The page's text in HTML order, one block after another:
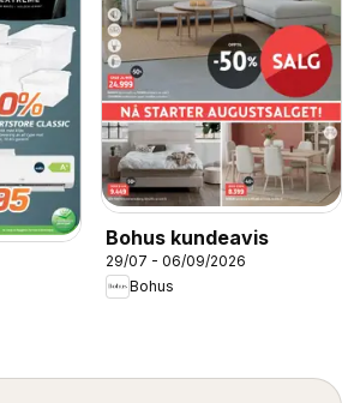
Bohus kundeavis
29/07 - 06/09/2026
Bohus